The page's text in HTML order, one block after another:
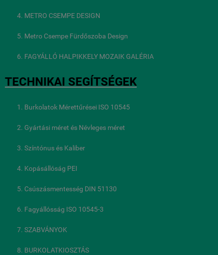
METRO CSEMPE DESIGN
Metro Csempe Fürdőszoba Design
FAGYÁLLÓ HALPIKKELY MOZAIK GALÉRIA
TECHNIKAI SEGÍTSÉGEK
Burkolatok Mérettűrései ISO 10545
Gyártási méret és Névleges méret
Színtónus és Kaliber
Kopásállóság PEI
Csúszásmentesség DIN 51130
Fagyállósság ISO 10545-3
SZABVÁNYOK
BURKOLATKIOSZTÁS